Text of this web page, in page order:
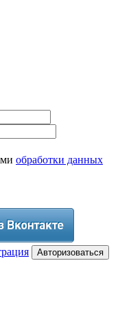
обработки данных
Авторизоваться